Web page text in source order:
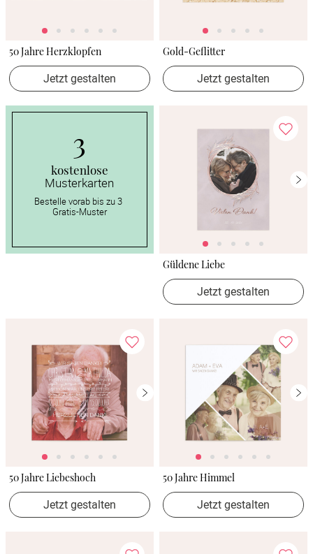
50 Jahre Herzklopfen
Jetzt gestalten
Gold-Geflitter
Jetzt gestalten
3
kostenlose
Musterkarten
Bestelle vorab bis zu 3
Gratis-Muster
Güldene Liebe
Jetzt gestalten
50 Jahre Liebeshoch
Jetzt gestalten
50 Jahre Himmel
Jetzt gestalten